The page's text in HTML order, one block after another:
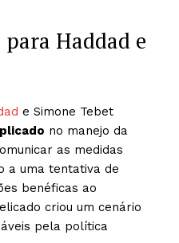
para Haddad e
e Simone Tebet
no manejo da
as medidas
a uma tentativa de
benéficas ao
criou um cenário
pela política